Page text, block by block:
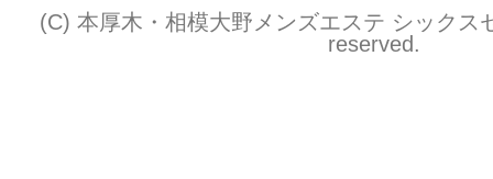
(C) 本厚木・相模大野メンズエステ シックス
reserved.